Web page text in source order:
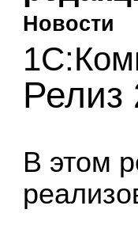
Новости
Релиз
В этом